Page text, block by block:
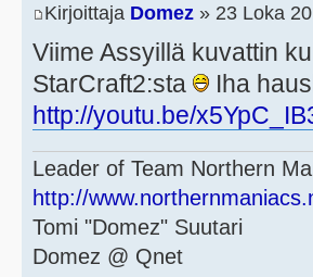
Kirjoittaja Domez » 23 Loka
Viime Assyillä kuvattin
StarCraft2:sta
Iha
http://youtu.be/
Leader of Team Northern
http://
Tomi "Domez" Suutari
Domez @ Qnet